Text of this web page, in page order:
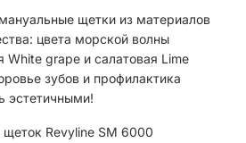
щетки из материалов
цвета морской волны
White grape и салатовая Lime
зубов и профилактика
эстетичными!
Revyline SM 6000